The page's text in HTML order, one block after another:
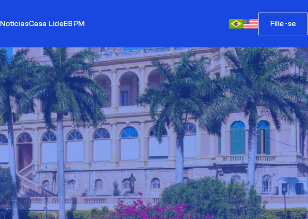
NotíciasCasa LideESPM Filie-se